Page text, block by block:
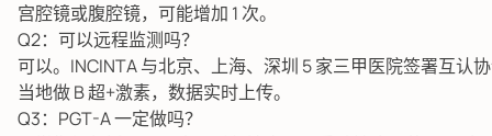
宫腔镜或腹腔镜，可能增加 1 次。
Q2：可以远程监测吗？
可以。INCINTA 与北京、上海、深圳 5 家三甲医院签署互认
当地做 B 超+激素，数据实时上传。
Q3：PGT-A 一定做吗？